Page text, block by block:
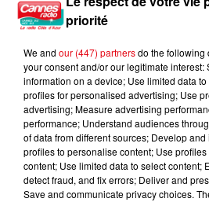
priorité
We and our (447) partnersdo the following
your consent and/or our legitimate interest:
information on a device; Use limited data
profiles for personalised advertising; Use
advertising; Measure advertising
performance; Understand audiences
of data from different sources; Develop
profiles to personalise content; Use
content; Use limited data to select content;
detect fraud, and fix errors; Deliver and
Save and communicate privacy choices.